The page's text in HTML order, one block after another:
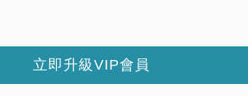
立即升級VIP會員